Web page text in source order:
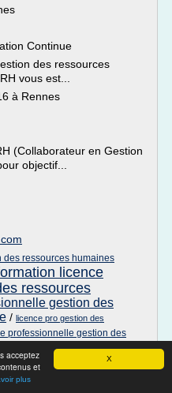
X
acceptez
et
plus
Continue
des ressources
vous est...
à Rennes
(Collaborateur en Gestion
objectif...
des ressources humaines
licence
ressources
gestion des
/ licence pro gestion des
professionnelle gestion des
Gestion des